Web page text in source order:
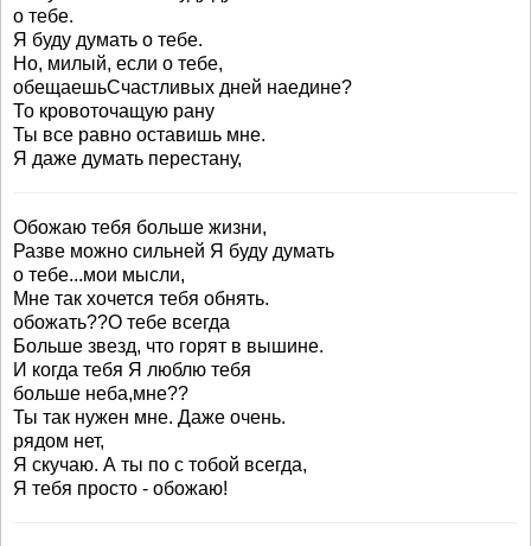
о тебе.
Я буду думать о тебе.
Но, милый, если о тебе,
обещаешьСчастливых дней наедине?
То кровоточащую рану
Ты все равно оставишь мне.
Я даже думать перестану,
Обожаю тебя больше жизни,
Разве можно сильней Я буду думать
о тебе...мои мысли,
Мне так хочется тебя обнять.
обожать??О тебе всегда
Больше звезд, что горят в вышине.
И когда тебя Я люблю тебя
больше неба,мне??
Ты так нужен мне. Даже очень.
рядом нет,
Я скучаю. А ты по с тобой всегда,
Я тебя просто - обожаю!